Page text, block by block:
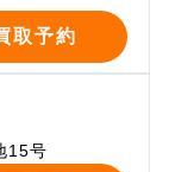
取予約
15号